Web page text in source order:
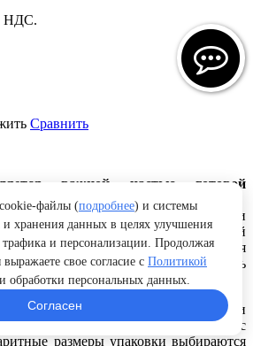
НДС.
Сравнить
важной частью готовой
продукции основными вопросами
ее наибольшей экономической
защиты от вредного воздействия
от повреждений и от потерь
транспортировке и хранении.
в зависимости от изделия и
или по согласованию с
размеры упаковки выбираются
cookie-файлы (подробнее) и системы
и хранения данных в целях улучшения
трафика и персонализации. Продолжая
свое согласие с Политикой
и обработки персональных данных.
Согласен